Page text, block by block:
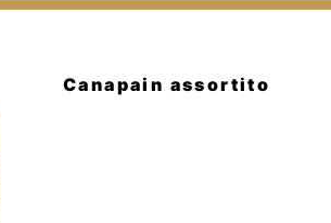
Canapain assortito